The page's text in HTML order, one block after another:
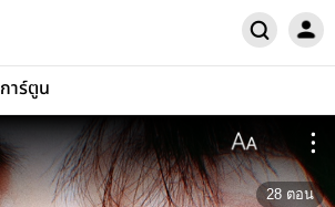
การ์ตูน
28 ตอน